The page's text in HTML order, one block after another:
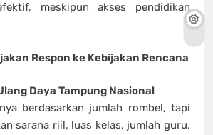
meskipun akses pendidikan
Respon ke Kebijakan Rencana
Daya Tampung Nasional
berdasarkan jumlah rombel, tapi
sarana riil, luas kelas, jumlah guru,